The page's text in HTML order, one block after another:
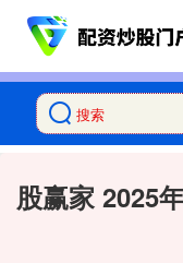
股赢家 2025